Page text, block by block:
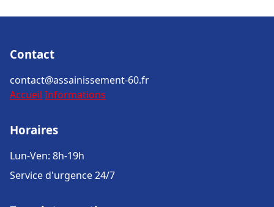
Contact
contact@assainissement-60.fr
Accueil Informations
Horaires
Lun-Ven: 8h-19h
Service d'urgence 24/7